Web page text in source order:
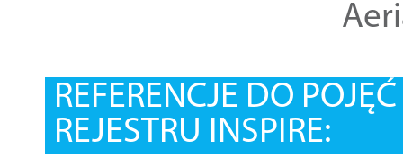
REFERENCJE DO
REJESTRU INSPIRE: